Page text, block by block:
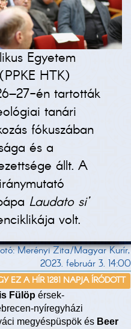
Egyetem
HTK)
én tartották
tanári
fókuszában
és a
állt. A
Laudato si’
volt.
Merényi Zita/Magyar Kurír,
2023. február 3. 14:00
EZ A HÍR 1281 NAPJA ÍRÓDOTT
Fülöp érsek-
nyíregyházi
megyéspüspök és Beer